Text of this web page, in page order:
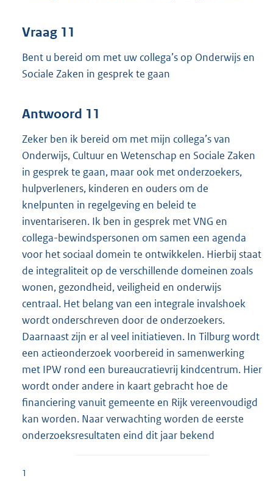
Vraag 11
Bent u bereid om met uw collega’s op Onderwijs en
Sociale Zaken in gesprek te gaan
Antwoord 11
Zeker ben ik bereid om met mijn collega’s van
Onderwijs, Cultuur en Wetenschap en Sociale Zaken
in gesprek te gaan, maar ook met onderzoekers,
hulpverleners, kinderen en ouders om de
knelpunten in regelgeving en beleid te
inventariseren. Ik ben in gesprek met VNG en
collega-bewindspersonen om samen een agenda
voor het sociaal domein te ontwikkelen. Hierbij staat
de integraliteit op de verschillende domeinen zoals
wonen, gezondheid, veiligheid en onderwijs
centraal. Het belang van een integrale invalshoek
wordt onderschreven door de onderzoekers.
Daarnaast zijn er al veel initiatieven. In Tilburg wordt
een actieonderzoek voorbereid in samenwerking
met IPW rond een bureaucratievrij kindcentrum. Hier
wordt onder andere in kaart gebracht hoe de
financiering vanuit gemeente en Rijk vereenvoudigd
kan worden. Naar verwachting worden de eerste
onderzoeksresultaten eind dit jaar bekend
1